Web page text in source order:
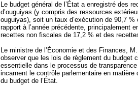
Le budget général de l’État a enregistré des
d’ouguiyas (y compris des ressources
ouguiyas), soit un taux d’exécution de 90,7
rapport à l’année précédente, principalement
recettes non fiscales de 17,2 % et des
Le ministre de l’Économie et des Finances,
observer que les lois de règlement du budget
essentielle dans le processus de
incarnent le contrôle parlementaire en matière
du budget de l’État.